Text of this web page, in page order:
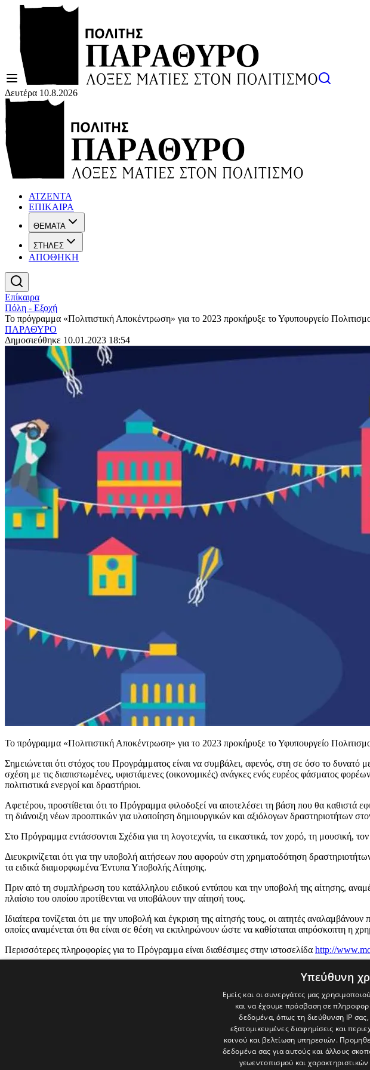
Δευτέρα 10.8.2026
ΑΤΖΕΝΤΑ
ΕΠΙΚΑΙΡΑ
ΘΕΜΑΤΑ
ΣΤΗΛΕΣ
ΑΠΟΘΗΚΗ
Επίκαιρα
Πόλη - Εξοχή
Το πρόγραμμα «Πολιτιστική Αποκέντρωση» για το 2023 προκήρυξε το Υφυπουργείο
ΠΑΡΑΘΥΡΟ
Δημοσιεύθηκε 10.01.2023 18:54
Το πρόγραμμα «Πολιτιστική Αποκέντρωση» για το 2023 προκήρυξε το Υφυπουργείο
Σημειώνεται ότι στόχος του Προγράμματος είναι να συμβάλει, αφενός, στη σε όσο το
σχέση με τις διαπιστωμένες, υφιστάμενες (οικονομικές) ανάγκες ενός ευρέος φάσματος
πολιτιστικά ενεργοί και δραστήριοι.
Αφετέρου, προστίθεται ότι το Πρόγραμμα φιλοδοξεί να αποτελέσει τη βάση που θα καθιστά
τη διάνοιξη νέων προοπτικών για υλοποίηση δημιουργικών και αξιόλογων δραστηριοτήτων
Στο Πρόγραμμα εντάσσονται Σχέδια για τη λογοτεχνία, τα εικαστικά, τον χορό, τη μουσική,
Διευκρινίζεται ότι για την υποβολή αιτήσεων που αφορούν στη χρηματοδότηση
τα ειδικά διαμορφωμένα Έντυπα Υποβολής Αίτησης.
Πριν από τη συμπλήρωση του κατάλληλου ειδικού εντύπου και την υποβολή της αίτησης,
πλαίσιο του οποίου προτίθενται να υποβάλουν την αίτησή τους.
Ιδιαίτερα τονίζεται ότι με την υποβολή και έγκριση της αίτησής τους, οι αιτητές
οποίες αναμένεται ότι θα είναι σε θέση να εκπληρώνουν ώστε να καθίσταται απρόσκοπτη η
Περισσότερες πληροφορίες για το Πρόγραμμα είναι διαθέσιμες στην ιστοσελίδα http://
Τελευταία ημερομηνία υποβολής αιτήσεων είναι η 10η Φεβρουαρίου 2023, καταλήγει η
Υπεύθυνη
Εμείς και οι συνεργάτες μας
και να έχουμε πρόσβαση σε
δεδομένα, όπως τη διεύθυνση IP
εξατομικευμένες διαφημίσεις και
κοινού και βελτίωση υπηρεσιών.
δεδομένα σας για αυτούς και άλλους
γεωεντοπισμού και